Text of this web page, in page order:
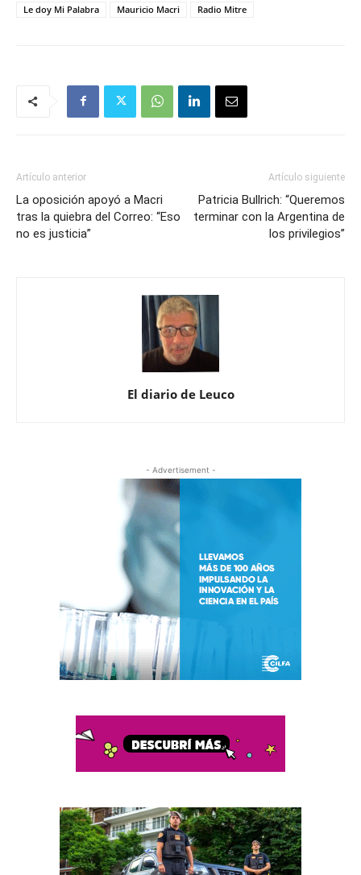
Le doy Mi Palabra
Mauricio Macri Radio Mitre
Artículo anterior
La oposición apoyó a Macri
tras la quiebra del Correo: “Eso
no es justicia”
Artículo siguiente
Patricia Bullrich: “Queremos
terminar con la Argentina de
los privilegios”
El diario de Leuco
- Advertisement -